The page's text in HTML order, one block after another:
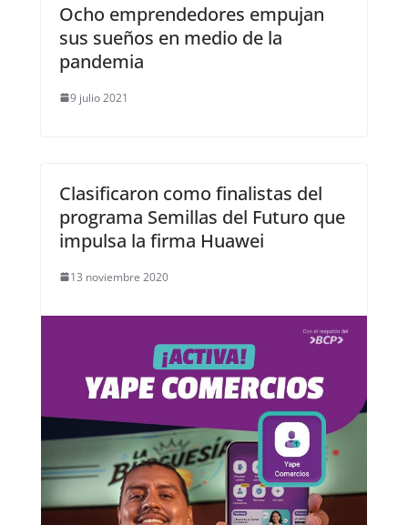
Ocho emprendedores empujan
sus sueños en medio de la
pandemia
9 julio 2021
Clasificaron como finalistas del
programa Semillas del Futuro que
impulsa la firma Huawei
13 noviembre 2020